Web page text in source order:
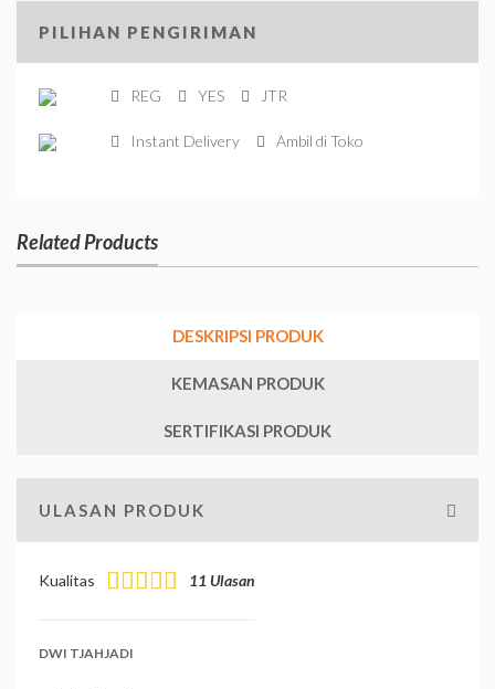
PILIHAN PENGIRIMAN
REG YES JTR
Instant Delivery Ambil di Toko
Related Products
DESKRIPSI PRODUK
KEMASAN PRODUK
SERTIFIKASI PRODUK
ULASAN PRODUK
Kualitas 11 Ulasan
DWI TJAHJADI